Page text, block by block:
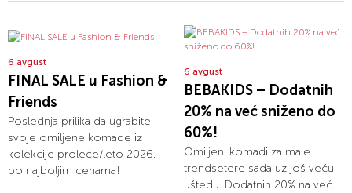
6 avgust
FINAL SALE u Fashion &
Friends
Poslednja prilika da ugrabite
svoje omiljene komade iz
kolekcije proleće/leto 2026.
po najboljim cenama!
6 avgust
BEBAKIDS – Dodatnih
20% na već sniženo do
60%!
Omiljeni komadi za male
trendsetere sada uz još veću
uštedu. Dodatnih 20% na već